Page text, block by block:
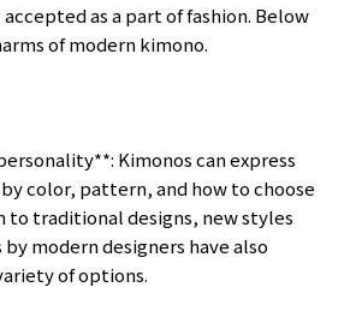
as a part of fashion. Below
of modern kimono.
Kimonos can express
color, pattern, and how to choose
to traditional designs, new styles
modern designers have also
of options.